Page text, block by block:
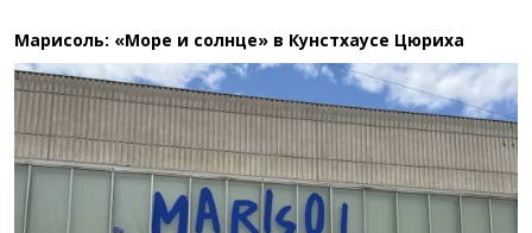
Марисоль: «Море и солнце» в Кунстхаусе Цюриха